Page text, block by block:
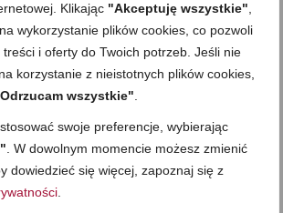
Klikając "Akceptuję wszystkie"
wykorzystanie plików cookies, co pozwoli
i oferty do Twoich potrzeb. Jeśli nie
korzystanie z nieistotnych plików cookies,
wszystkie"
swoje preferencje, wybierając
. W dowolnym momencie możesz zmienić
dowiedzieć się więcej, zapoznaj się z
surówka z kapusty
50 KOMENTARZY